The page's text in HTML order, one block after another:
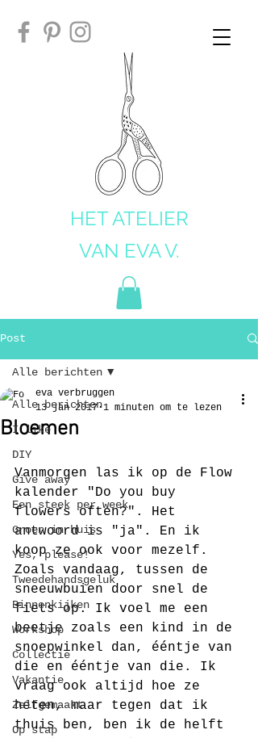
HET ATELIER
VAN EVA V.
Post
Alle berichten
I like
DIY
Give away
Een steek per week
Groen in huis
Yes, please!
Tweedehandsgeluk
Binnenkijken
Workshop
Collectie
Vakantie
Zelfgemaakt
Op stap
Alle berichten
Bloemen
eva verbruggen
13 jan 2017 1 minuten om te lezen
Vanmorgen las ik op de Flow
kalender "Do you buy
flowers often?". Het
antwoord is "ja". En ik
koop ze ook voor mezelf.
Zoals vandaag, tussen de
sneeuwbuien door snel de
fiets op. Ik voel me een
beetje zoals een kind in de
snoepwinkel dan, ééntje van
die en ééntje van die. Ik
vraag ook altijd hoe ze
heten, maar tegen dat ik
thuis ben, ben ik de helft